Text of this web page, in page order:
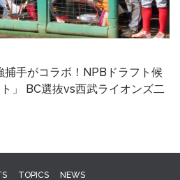
捕手がコラボ！NPBドラフト候
」 BC選抜vs西武ライオンズ二
TOPICS NEWS